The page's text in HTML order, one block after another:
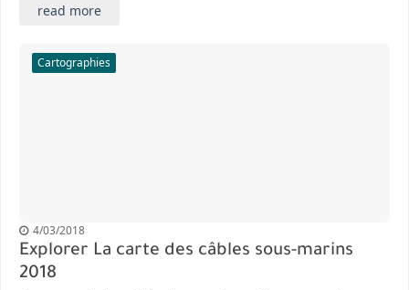
read more
Cartographies
4/03/2018
Explorer La carte des câbles sous-marins
2018